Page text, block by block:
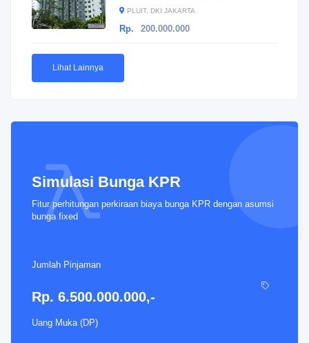
PLUIT, DKI JAKARTA
Rp. 200.000.000
Lihat Lainnya
Simulasi Bunga KPR
Fitur perhitungan perkiraan biaya bunga KPR dengan asumsi
bunga fixed
Jumlah Pinjaman
Rp. 6.500.000.000,-
Uang Muka (DP)